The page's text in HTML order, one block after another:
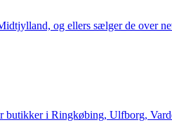
og ellers sælger de over
butikker i Ringkøbing, Ulfborg,